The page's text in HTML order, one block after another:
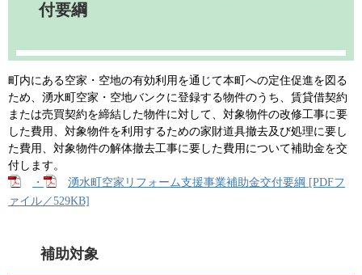
付要綱
町内にある空家・空地の有効利用を通じて本町への定住促進を図る
ため、湧水町空家・空地バンクに登録する物件のうち、賃貸借契約
または売買契約を締結した物件に対して、対象物件の改修工事に要
した費用、対象物件を利用するための家財道具撤去及び処理に要し
た費用、対象物件の解体撤去工事に要した費用について補助金を交
付します。
・
湧水町空家リフォーム支援事業補助金交付要綱 [PDFフ
ァイル／529KB]
補助対象